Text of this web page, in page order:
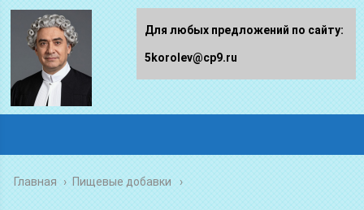
Главная › Пищевые добавки
Для любых предложений по сайту:
5korolev@cp9.ru